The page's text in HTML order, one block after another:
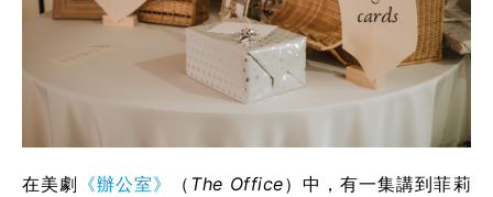
韓語
土耳其語
阿拉伯語
阿爾巴尼亞語
塞爾維亞語 柬埔寨語
在美劇 《辦公室》 （ The Office）中，有一集講到菲莉